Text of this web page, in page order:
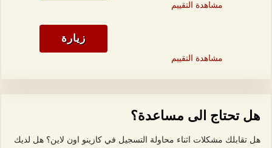
مشاهدة التقييم
زيارة
مشاهدة التقييم
هل تحتاج الى مساعدة؟
هل تقابلك مشكلات اثناء محاولة التسجيل في كازينو اون لاين؟ هل لديك